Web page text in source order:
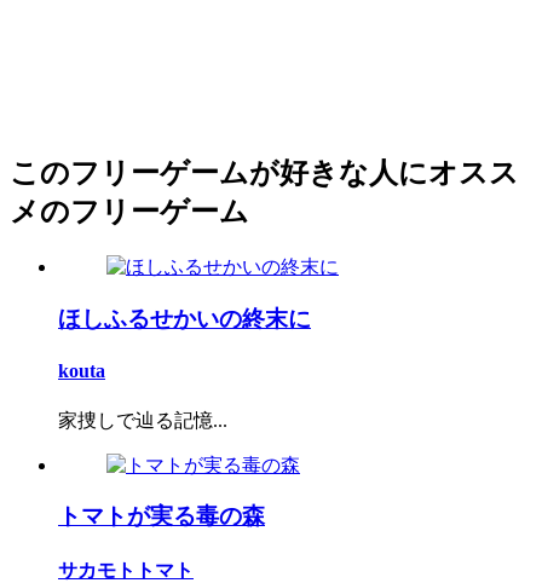
このフリーゲームが好きな人にオスス
メのフリーゲーム
ほしふるせかいの終末に
kouta
家捜しで辿る記憶...
トマトが実る毒の森
サカモトトマト